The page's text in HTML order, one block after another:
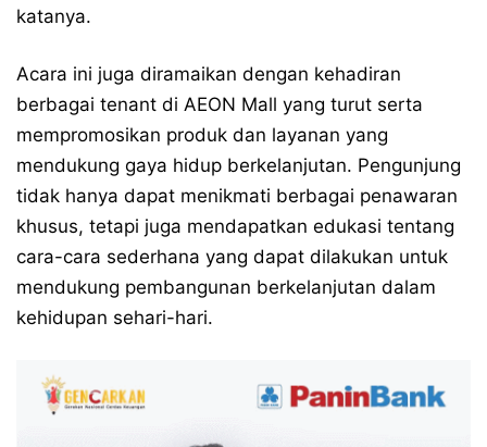
katanya.
Acara ini juga diramaikan dengan kehadiran
berbagai tenant di AEON Mall yang turut serta
mempromosikan produk dan layanan yang
mendukung gaya hidup berkelanjutan. Pengunjung
tidak hanya dapat menikmati berbagai penawaran
khusus, tetapi juga mendapatkan edukasi tentang
cara-cara sederhana yang dapat dilakukan untuk
mendukung pembangunan berkelanjutan dalam
kehidupan sehari-hari.